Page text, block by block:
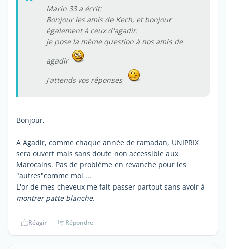
Marin 33 a écrit:
Bonjour les amis de Kech, et bonjour
également à ceux d'agadir.
je pose la même question à nos amis de
agadir
J'attends vos réponses
Bonjour,
A Agadir, comme chaque année de ramadan, UNIPRIX
sera ouvert mais sans doute non accessible aux
Marocains. Pas de problème en revanche pour les
"autres"comme moi ...
L'or de mes cheveux me fait passer partout sans avoir à
montrer patte blanche.
Réagir Répondre